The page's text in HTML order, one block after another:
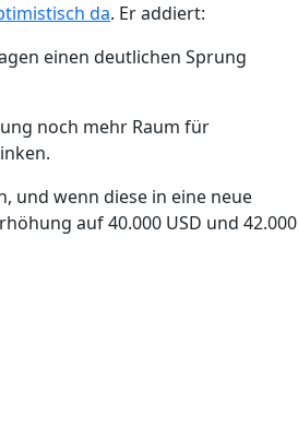
da. Er addiert:
einen deutlichen Sprung
noch mehr Raum für
und wenn diese in eine neue
auf 40.000 USD und 42.000